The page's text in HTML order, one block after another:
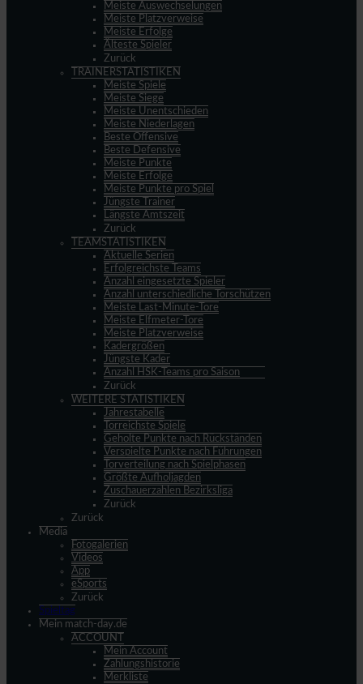
Meiste Auswechselungen
Meiste Platzverweise
Meiste Erfolge
Älteste Spieler
Zurück
TRAINERSTATISTIKEN
Meiste Spiele
Meiste Siege
Meiste Unentschieden
Meiste Niederlagen
Beste Offensive
Beste Defensive
Meiste Punkte
Meiste Erfolge
Meiste Punkte pro Spiel
Jüngste Trainer
Längste Amtszeit
Zurück
TEAMSTATISTIKEN
Aktuelle Serien
Erfolgreichste Teams
Anzahl eingesetzte Spieler
Anzahl unterschiedliche Torschützen
Meiste Last-Minute-Tore
Meiste Elfmeter-Tore
Meiste Platzverweise
Kadergrößen
Jüngste Kader
Anzahl HSK-Teams pro Saison
Zurück
WEITERE STATISTIKEN
Jahrestabelle
Torreichste Spiele
Geholte Punkte nach Rückständen
Verspielte Punkte nach Führungen
Torverteilung nach Spielphasen
Größte Aufholjagden
Zuschauerzahlen Bezirksliga
Zurück
Zurück
Media
Fotogalerien
Videos
App
eSports
Zurück
Spieltag
Mein match-day.de
ACCOUNT
Mein Account
Zahlungshistorie
Merkliste